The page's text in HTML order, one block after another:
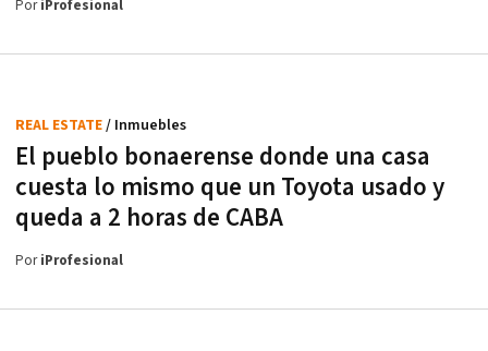
PoriProfesional
El pueblo bonaerense donde una casa
cuesta lo mismo que un Toyota usado y
queda a 2 horas de CABA
REAL ESTATE/ Inmuebles
PoriProfesional